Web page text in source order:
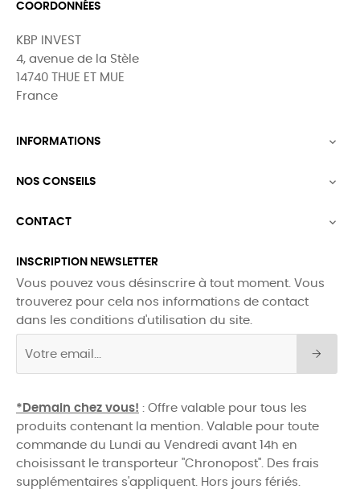
COORDONNÉES
KBP INVEST
4, avenue de la Stèle
14740 THUE ET MUE
France
INFORMATIONS 
NOS CONSEILS 
CONTACT 
INSCRIPTION NEWSLETTER
Vous pouvez vous désinscrire à tout moment. Vous
trouverez pour cela nos informations de contact
dans les conditions d'utilisation du site.
*Demain chez vous! : Offre valable pour tous les
produits contenant la mention. Valable pour toute
commande du Lundi au Vendredi avant 14h en
choisissant le transporteur "Chronopost". Des frais
supplémentaires s'appliquent. Hors jours fériés.